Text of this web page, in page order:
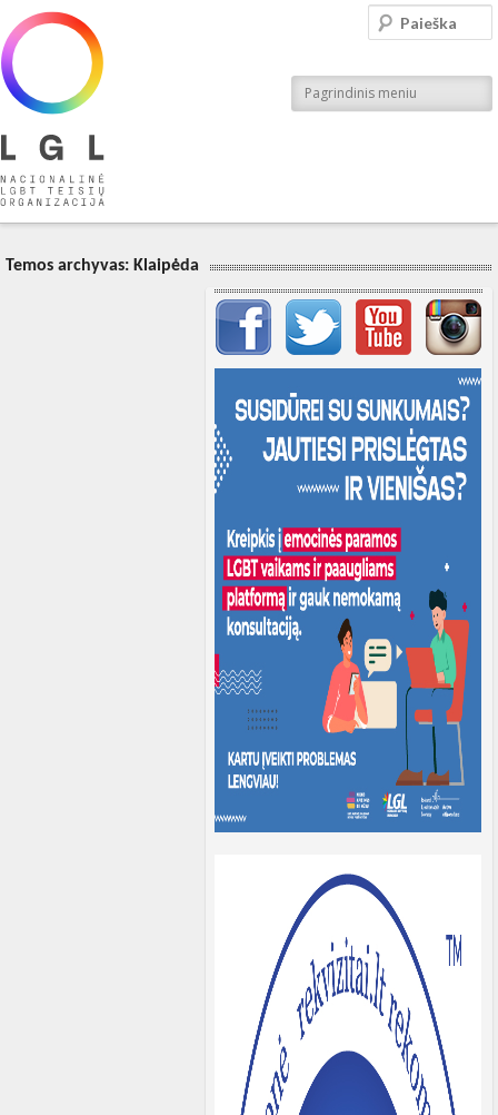
Nacionalinė LGBT teisių organizacija
Pagrindinis meniu
Paieška
Temos archyvas: Klaipėda
Svarbių įrašų meniu